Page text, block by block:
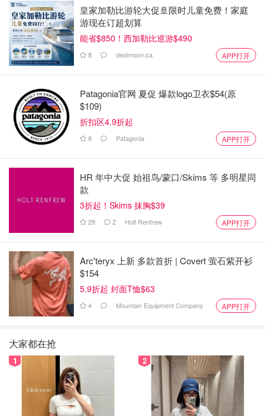
皇家加勒比游轮大促🚢限时儿童免费！家庭
游现在订超划算
能省$850！西加勒比巡游$490
8 dealmoon.ca APP打开
Patagonia官网 夏促 爆款logo卫衣$54(原
$109)
折扣区4.9折起
8 Patagonia APP打开
HR 年中大促 始祖鸟/蒙口/Skims 等 多明星同
款
3折起！Skims 抹胸$39
29 2 Holt Renfrew APP打开
Arc'teryx 上新 多款首折 | Covert 萤石紫开衫
$154
5.9折起 封面T恤$63
4 Mountain Equipment Company APP打开
大家都在抢
1 2